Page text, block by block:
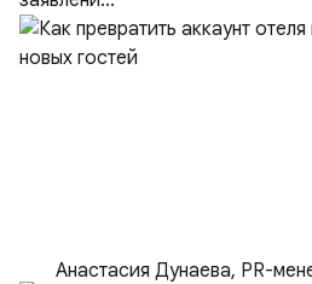
Анастасия Дунаева, PR-